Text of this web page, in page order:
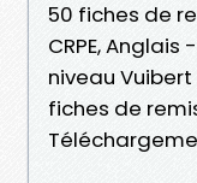
50 fiches de
CRPE,
niveau Vuibert
fiches de